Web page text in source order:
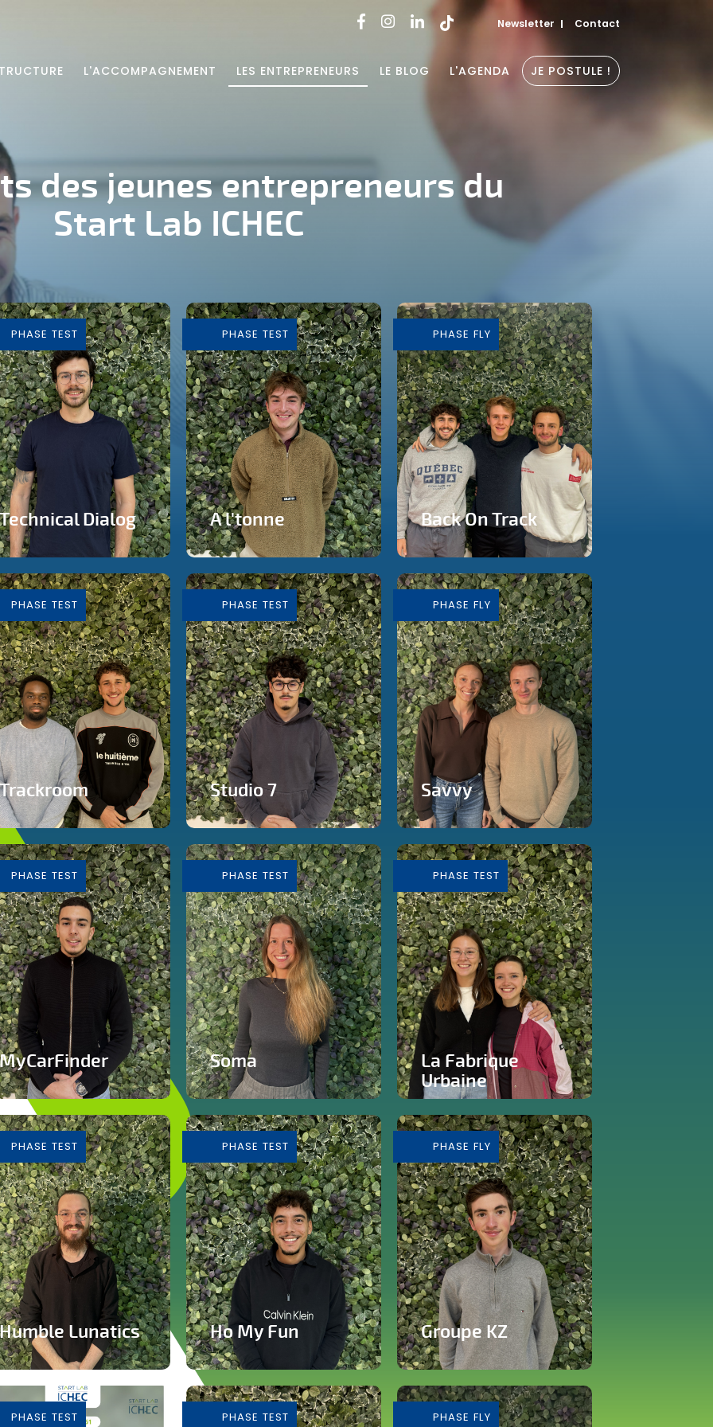
Newsletter Contact
L'ACCOMPAGNEMENT LES ENTREPRENEURS LE BLOG L'AGENDA JE POSTULE !
des jeunes entrepreneurs du
Start Lab ICHEC
PHASE TEST
Technical Dialog
outils artistique
En savoir plus
PHASE TEST
A l'tonne
nichée en plein cœur de
Silly
En savoir plus
PHASE FLY
Back On Track
Rixensart
En savoir plus
PHASE TEST
Trackroom
Evènements d'écoute
musicale immersive
En savoir plus
PHASE TEST
Studio 7
enregistrement de
musique
En savoir plus
PHASE FLY
Savvy
financière
En savoir plus
PHASE TEST
MyCarFinder
Plateforme de vente de
voitures d'occasion
En savoir plus
PHASE TEST
Soma
expérience immersive
En savoir plus
PHASE TEST
La Fabrique
Urbaine
accès à des outils pour
consommer de façon...
En savoir plus
PHASE TEST
Humble Lunatics
indépendant et éthique
PHASE TEST
Ho My Fun
dynamique et inclusive
PHASE FLY
Groupe KZ
de seconde main
PHASE TEST PHASE TEST PHASE FLY